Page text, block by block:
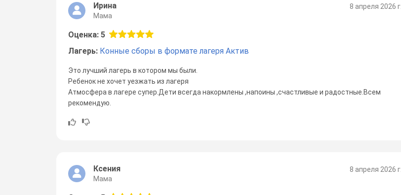
8 апреля 2026 г.
Ирина
Мама
Оценка: 5
Лагерь: Конные сборы в формате лагеря Актив
Это лучший лагерь в котором мы были.
Ребенок не хочет уезжать из лагеря
Атмосфера в лагере супер.Дети всегда накормлены ,напоины ,счастливые и радостные.Всем
рекомендую.
8 апреля 2026 г.
Ксения
Мама